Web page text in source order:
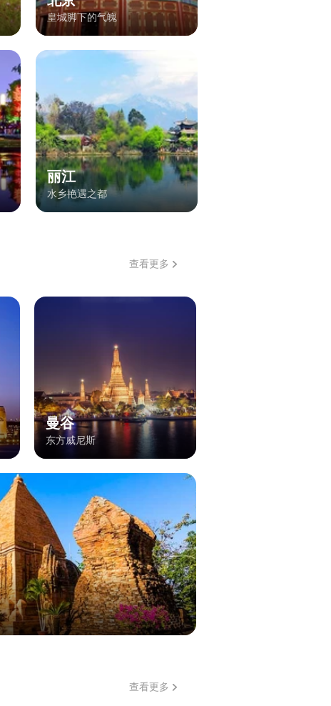
皇城脚下的气魄
丽江
水乡艳遇之都
查看更多
曼谷
东方威尼斯
查看更多